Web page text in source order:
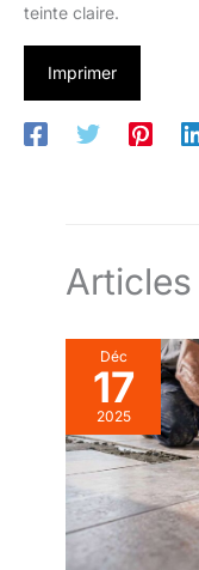
teinte claire.
Imprimer
Déc
17
2025